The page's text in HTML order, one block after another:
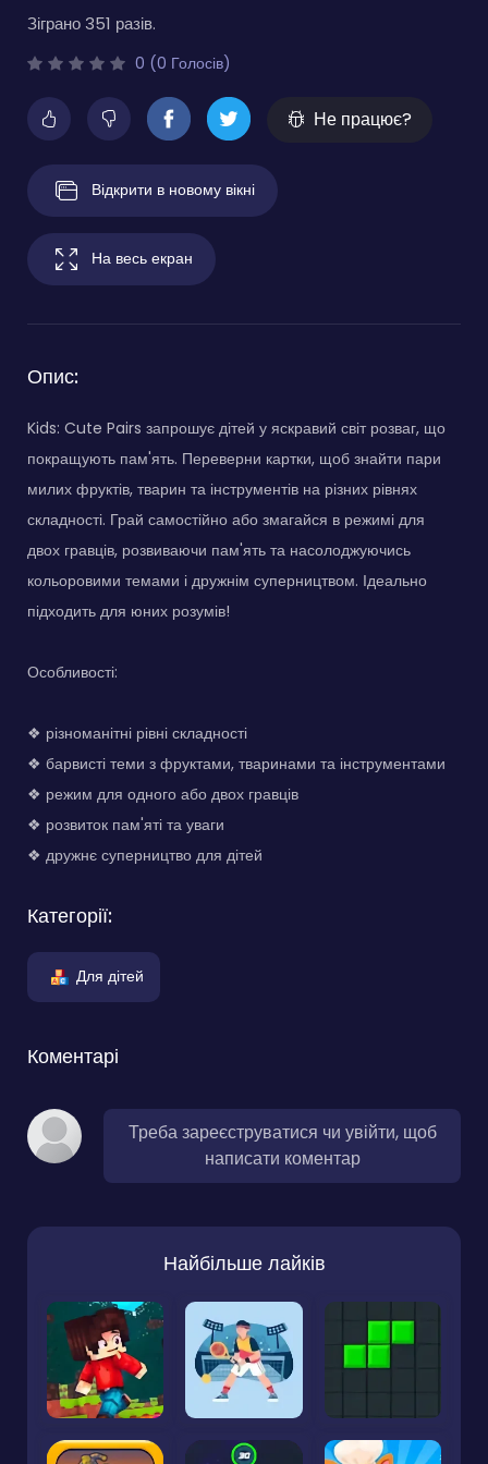
Зіграно 351 разів.
0 (0 Голосів)
Не працює?
Відкрити в новому вікні
На весь екран
Опис:
Kids: Cute Pairs запрошує дітей у яскравий світ розваг, що
покращують пам'ять. Переверни картки, щоб знайти пари
милих фруктів, тварин та інструментів на різних рівнях
складності. Грай самостійно або змагайся в режимі для
двох гравців, розвиваючи пам'ять та насолоджуючись
кольоровими темами і дружнім суперництвом. Ідеально
підходить для юних розумів!
Особливості:
❖ різноманітні рівні складності
❖ барвисті теми з фруктами, тваринами та інструментами
❖ режим для одного або двох гравців
❖ розвиток пам'яті та уваги
❖ дружнє суперництво для дітей
Категорії:
Для дітей
Коментарі
Треба зареєструватися чи увійти, щоб
написати коментар
Найбільше лайків